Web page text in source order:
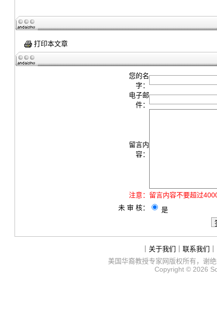
打印本文章
您的名
字：
电子邮
件：
留言内
容：
注意： 留言内容不要超过
未 审 核：
是
关于我们 联系我们
美国华裔教授专家网版权所有，谢
Copyright © 2026